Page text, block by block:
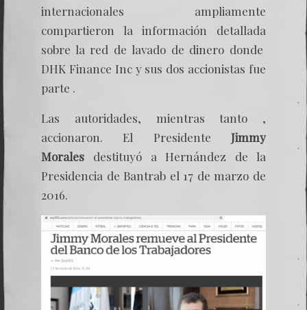
internacionales ampliamente
compartieron la información detallada
sobre la red de lavado de dinero donde
DHK Finance Inc y sus dos accionistas fue
parte .
Las autoridades, mientras tanto ,
accionaron. El Presidente Jimmy
Morales
destituyó a Hernández de la
Presidencia de Bantrab el 17 de marzo de
2016.